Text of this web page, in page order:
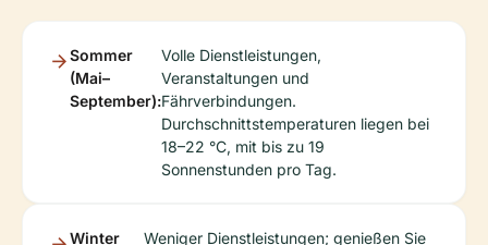
Sommer
(Mai–
September):
Volle Dienstleistungen,
Veranstaltungen und
Fährverbindungen.
Durchschnittstemperaturen liegen bei
18–22 °C, mit bis zu 19
Sonnenstunden pro Tag.
Winter
Weniger Dienstleistungen; genießen Sie